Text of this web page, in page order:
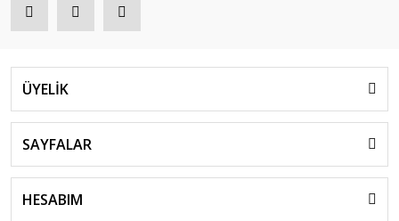
ÜYELİK
SAYFALAR
HESABIM